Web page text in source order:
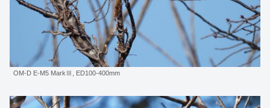
OM-D E-M5 MarkⅢ, ED100-400mm